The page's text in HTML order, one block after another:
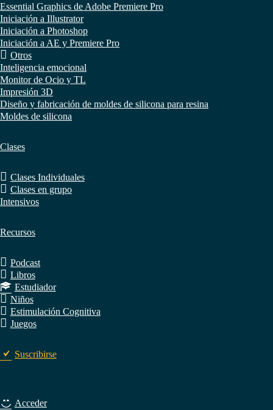
Essential Graphics de Adobe Premiere Pro
Iniciación a Illustrator
Iniciación a Photoshop
Iniciación a AE y Premiere Pro
Otros
Inteligencia emocional
Monitor de Ocio y TL
Impresión 3D
Diseño y fabricación de moldes de silicona para resina
Moldes de silicona
Clases
Clases Individuales
Clases en grupo
Intensivos
Recursos
Podcast
Libros
Estudiador
Niños
Estimulación Cognitiva
Juegos
Suscribirse
Acceder